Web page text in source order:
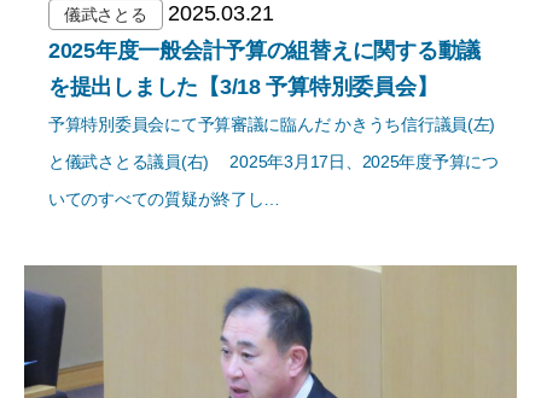
儀武さとる
2025.03.21
2025年度一般会計予算の組替えに関する動議
を提出しました【3/18 予算特別委員会】
予算特別委員会にて予算審議に臨んだ かきうち信行議員(左)
と儀武さとる議員(右) 2025年3月17日、2025年度予算につ
いてのすべての質疑が終了し…